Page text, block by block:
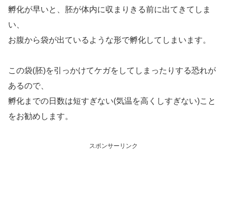
孵化が早いと、胚が体内に収まりきる前に出てきてしま
い、
お腹から袋が出ているような形で孵化してしまいます。
この袋(胚)を引っかけてケガをしてしまったりする恐れが
あるので、
孵化までの日数は短すぎない(気温を高くしすぎない)こと
をお勧めします。
スポンサーリンク